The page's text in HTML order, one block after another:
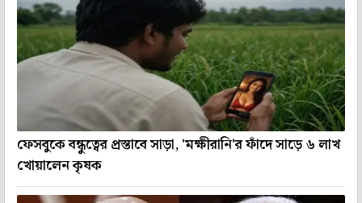
ফেসবুকে বন্ধুত্বের প্রস্তাবে সাড়া, 'মক্ষীরানি'র ফাঁদে সাড়ে ৬ লাখ
খোয়ালেন কৃষক